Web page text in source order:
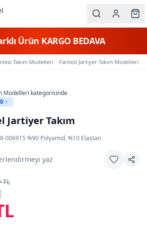
Ürün KARGO BEDAVA
Takım Modelleri Fantezi Jartiyer Takım Modelleri
Modelleri kategorisinde
Jartiyer Takım
006915·%90 Polyamid, %10 Elastan
yaz
TL